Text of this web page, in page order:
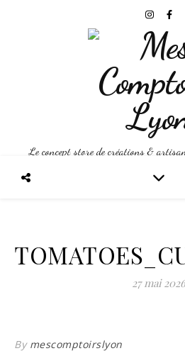
Le concept store de créations &
27 mai 2026
By mescomptoirslyon